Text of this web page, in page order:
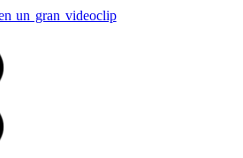
un gran videoclip